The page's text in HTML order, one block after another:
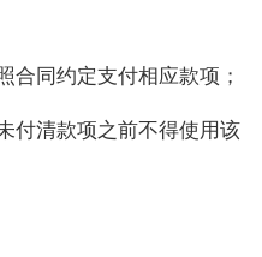
合同约定支付相应款项；
付清款项之前不得使用该